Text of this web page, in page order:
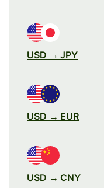
USD → JPY
USD → EUR
USD → CNY